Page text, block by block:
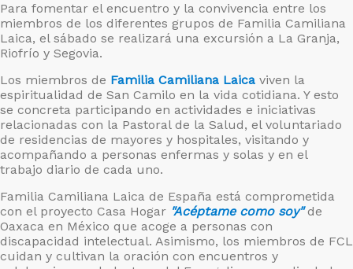
Para fomentar el encuentro y la convivencia entre los
miembros de los diferentes grupos de Familia Camiliana
Laica, el sábado se realizará una excursión a La Granja,
Riofrío y Segovia.
Los miembros de Familia Camiliana Laica viven la
espiritualidad de San Camilo en la vida cotidiana. Y esto
se concreta participando en actividades e iniciativas
relacionadas con la Pastoral de la Salud, el voluntariado
de residencias de mayores y hospitales, visitando y
acompañando a personas enfermas y solas y en el
trabajo diario de cada uno.
Familia Camiliana Laica de España está comprometida
con el proyecto Casa Hogar "Acéptame como soy" de
Oaxaca en México que acoge a personas con
discapacidad intelectual. Asimismo, los miembros de FCL
cuidan y cultivan la oración con encuentros y